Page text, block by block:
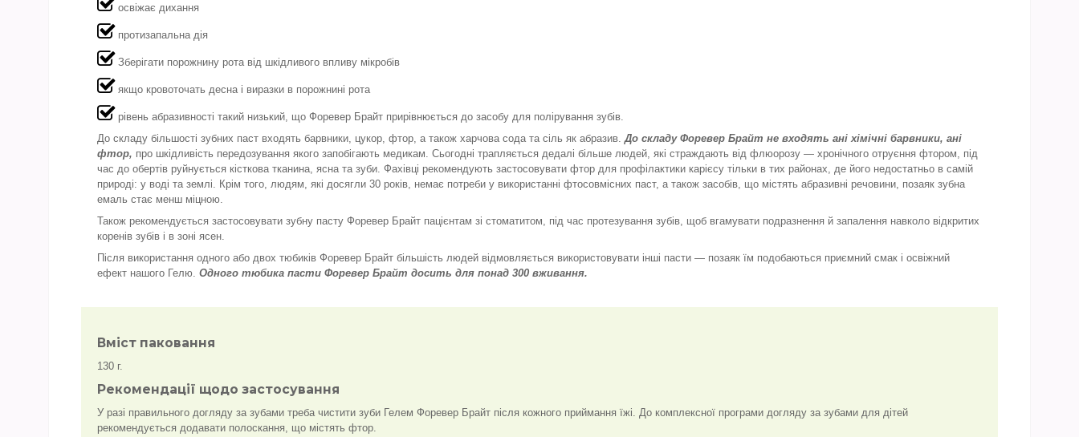
освіжає дихання
протизапальна дія
Зберігати порожнину рота від шкідливого впливу мікробів
якщо кровоточать десна і виразки в порожнині рота
рівень абразивності такий низький, що Форевер Брайт прирівнюється до засобу для полірування зубів.
До складу більшості зубних паст входять барвники, цукор, фтор, а також харчова сода та сіль як абразив.До складу Форевер Брайт не входять ані хімічні барвники, ані
фтор, про шкідливість передозування якого запобігають медикам. Сьогодні трапляється дедалі більше людей, які страждають від флюорозу — хронічного отруєння фтором, під
час до обертів руйнується кісткова тканина, ясна та зуби. Фахівці рекомендують застосовувати фтор для профілактики карієсу тільки в тих районах, де його недостатньо в самій
природі: у воді та землі. Крім того, людям, які досягли 30 років, немає потреби у використанні фтосовмісних паст, а також засобів, що містять абразивні речовини, позаяк зубна
емаль стає менш міцною.
Також рекомендується застосовувати зубну пасту Форевер Брайт пацієнтам зі стоматитом, під час протезування зубів, щоб вгамувати подразнення й запалення навколо відкритих
коренів зубів і в зоні ясен.
Після використання одного або двох тюбиків Форевер Брайт більшість людей відмовляється використовувати інші пасти — позаяк їм подобаються приємний смак і освіжний
ефект нашого Гелю. Одного тюбика пасти Форевер Брайт досить для понад 300 вживання.
Вміст паковання
130 г.
Рекомендації щодо застосування
У разі правильного догляду за зубами треба чистити зуби Гелем Форевер Брайт після кожного приймання їжі. До комплексної програми догляду за зубами для дітей
рекомендується додавати полоскання, що містять фтор.